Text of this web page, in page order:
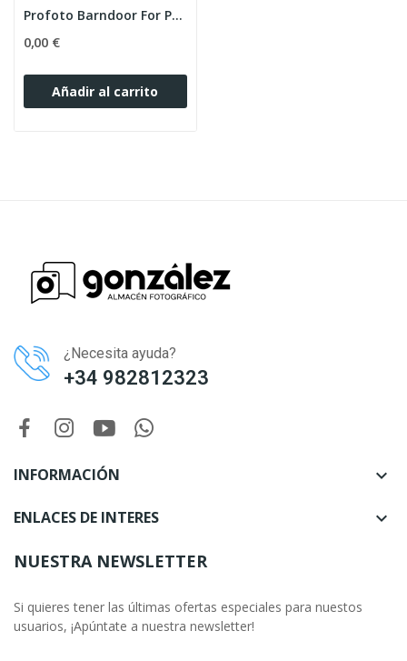
Profoto Barndoor For Pro Fresnel Spot
0,00 €
Añadir al carrito
¿Necesita ayuda?
+34 982812323
INFORMACIÓN 
ENLACES DE INTERES

NUESTRA NEWSLETTER
Si quieres tener las últimas ofertas especiales para nuestos
usuarios, ¡Apúntate a nuestra newsletter!